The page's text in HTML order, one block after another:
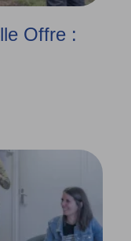
Offre :